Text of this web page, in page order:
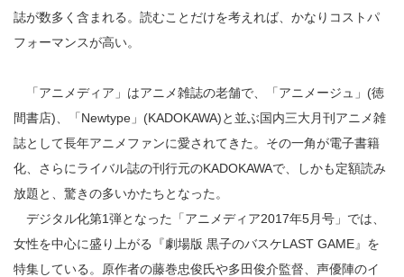
誌が数多く含まれる。読むことだけを考えれば、かなりコストパ
フォーマンスが高い。
「アニメディア」はアニメ雑誌の老舗で、「アニメージュ」(徳
間書店)、「Newtype」(KADOKAWA)と並ぶ国内三大月刊アニメ雑
誌として長年アニメファンに愛されてきた。その一角が電子書籍
化、さらにライバル誌の刊行元のKADOKAWAで、しかも定額読み
放題と、驚きの多いかたちとなった。
デジタル化第1弾となった「アニメディア2017年5月号」では、
女性を中心に盛り上がる『劇場版 黒子のバスケLAST GAME』を
特集している。原作者の藤巻忠俊氏や多田俊介監督、声優陣のイ